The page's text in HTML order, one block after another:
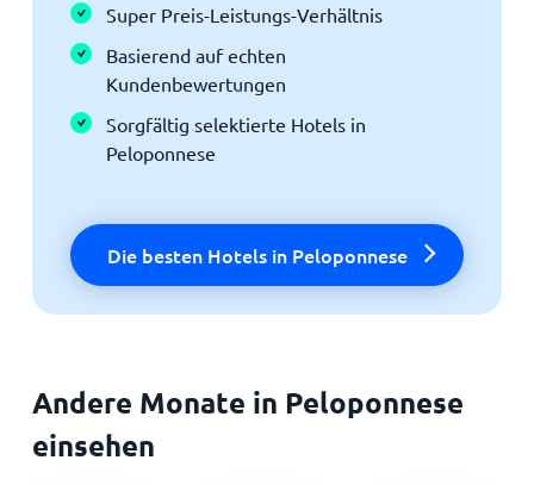
Super Preis-Leistungs-Verhältnis
Basierend auf echten
Kundenbewertungen
Sorgfältig selektierte Hotels in
Peloponnese
Die besten Hotels in Peloponnese
Andere Monate in Peloponnese
einsehen